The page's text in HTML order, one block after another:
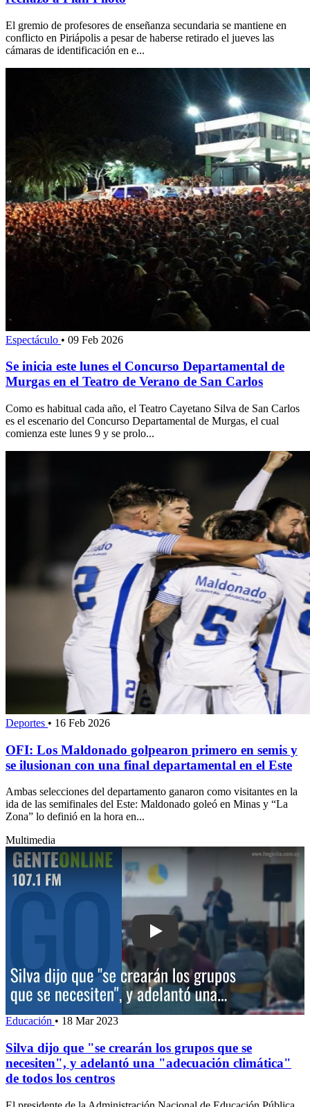
El gremio de profesores de enseñanza secundaria se mantiene en
conflicto en Piriápolis a pesar de haberse retirado el jueves las
cámaras de identificación en e...
Espectáculo • 09 Feb 2026
Se inicia este lunes el Concurso Departamental de
Murgas en el Teatro de Verano de San Carlos
Como es habitual cada año, el Teatro Cayetano Silva de San Carlos
es el escenario del Concurso Departamental de Murgas, el cual
comienza este lunes 9 y se prolo...
Deportes • 16 Feb 2026
OFI: Los Maldonado golpearon primero en semis y
se ilusionan con una final departamental en el Este
Ambas selecciones del departamento ganaron como visitantes en la
ida de las semifinales del Este: Maldonado goleó en Minas y “La
Zona” lo definió en la hora en...
Multimedia
Play: Silva dijo que "se crearán los
Educación • 18 Mar 2023
Silva dijo que "se crearán los grupos que se
necesiten", y adelantó una "adecuación climática"
de todos los centros